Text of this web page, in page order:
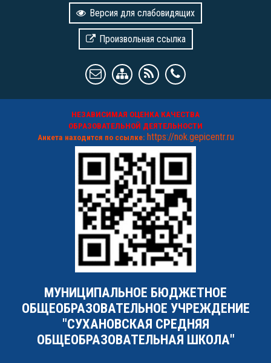
Версия для слабовидящих
Произвольная ссылка
НЕЗАВИСИМАЯ ОЦЕНКА КАЧЕСТВА
ОБРАЗОВАТЕЛЬНОЙ ДЕЯТЕЛЬНОСТИ
Анкета находится по ссылке: https://nok.gepicentr.ru
МУНИЦИПАЛЬНОЕ БЮДЖЕТНОЕ
ОБЩЕОБРАЗОВАТЕЛЬНОЕ УЧРЕЖДЕНИЕ
"СУХАНОВСКАЯ СРЕДНЯЯ
ОБЩЕОБРАЗОВАТЕЛЬНАЯ ШКОЛА"